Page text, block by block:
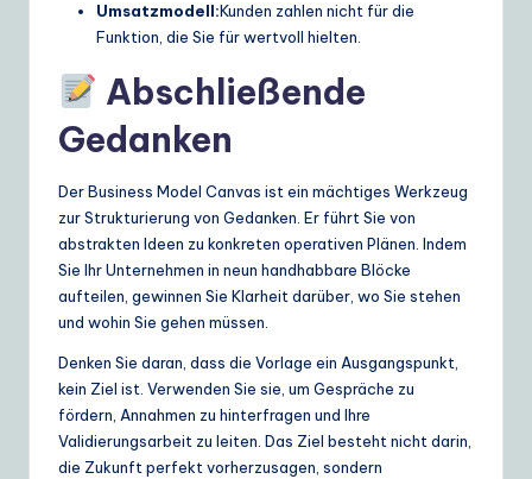
Umsatzmodell:Kunden zahlen nicht für die
Funktion, die Sie für wertvoll hielten.
Abschließende
Gedanken
Der Business Model Canvas ist ein mächtiges Werkzeug
zur Strukturierung von Gedanken. Er führt Sie von
abstrakten Ideen zu konkreten operativen Plänen. Indem
Sie Ihr Unternehmen in neun handhabbare Blöcke
aufteilen, gewinnen Sie Klarheit darüber, wo Sie stehen
und wohin Sie gehen müssen.
Denken Sie daran, dass die Vorlage ein Ausgangspunkt,
kein Ziel ist. Verwenden Sie sie, um Gespräche zu
fördern, Annahmen zu hinterfragen und Ihre
Validierungsarbeit zu leiten. Das Ziel besteht nicht darin,
die Zukunft perfekt vorherzusagen, sondern